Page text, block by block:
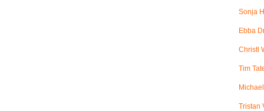
Sonja
Ebba
Christl
Tim
Tristan